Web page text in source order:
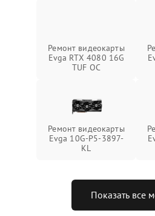
Ремонт видеокарты
Evga RTX 4080 16G
TUF OC
Ремонт видеокарты
Evga 10G-P5-3897-
KL
Показать все